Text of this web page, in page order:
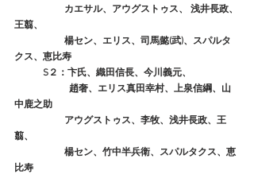
カエサル、アウグストゥス、 浅井長政、
王翦、
楊セン、エリス、司馬懿(武)、スパルタ
クス、恵比寿
S２：卞氏、織田信長、今川義元、
趙奢、エリス真田幸村、上泉信綱、山
中鹿之助
アウグストゥス、李牧、浅井長政、王
翦、
比寿